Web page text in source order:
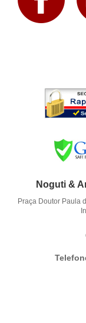
Noguti &
Praça Doutor Paula